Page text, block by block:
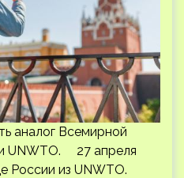
аналог Всемирной
UNWTO. 27 апреля
России из UNWTO.